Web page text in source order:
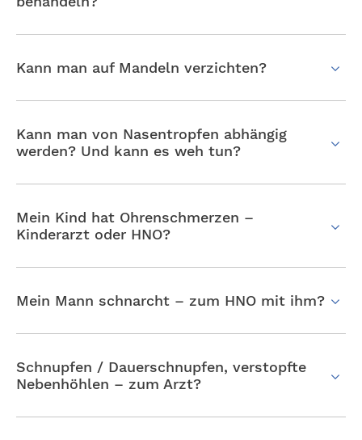
Kann man auf Mandeln verzichten?
Kann man von Nasentropfen abhängig
werden? Und kann es weh tun?
Mein Kind hat Ohrenschmerzen –
Kinderarzt oder HNO?
Mein Mann schnarcht – zum HNO mit ihm?
Schnupfen / Dauerschnupfen, verstopfte
Nebenhöhlen – zum Arzt?